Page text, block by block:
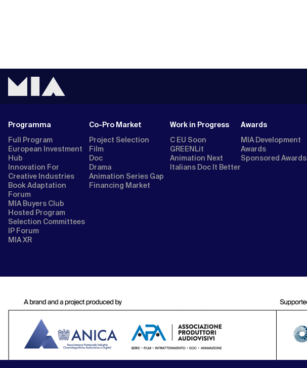
Programma
Full Program
European Investment
Hub
Innovation For
Creative Industries
Book Adaptation
Forum
MIA Buyers Club
Hosted Program
Selection Committees
IP Forum
MIA XR
Co-Pro Market
Project Selection
Film
Doc
Drama
Animation Series Gap
Financing Market
Work in Progress
C EU Soon
GREENLit
Animation Next
Italians Doc It Better
Awards
MIA Development
Awards
Sponsored Awards